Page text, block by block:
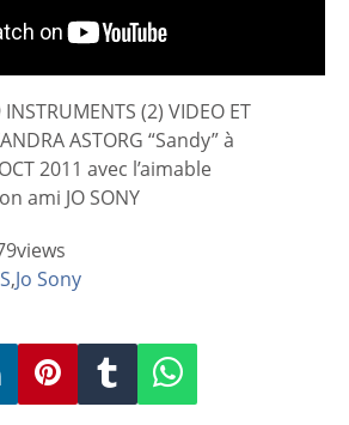
INSTRUMENTS (2) VIDEO ET
ASTORG “Sandy” à
2011 avec l’aimable
ami JO SONY
views
,Jo Sony